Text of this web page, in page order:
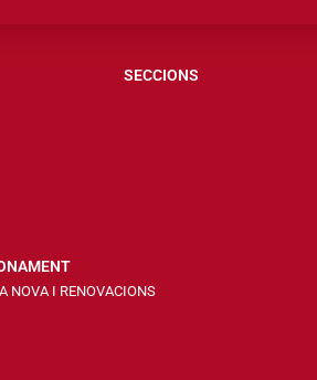
SECCIONS
NOVA I RENOVACIONS